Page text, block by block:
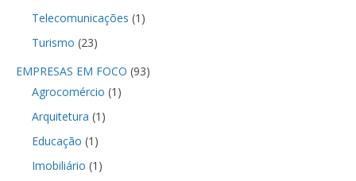
Telecomunicações (1)
Turismo (23)
EMPRESAS EM FOCO (93)
Agrocomércio (1)
Arquitetura (1)
Educação (1)
Imobiliário (1)